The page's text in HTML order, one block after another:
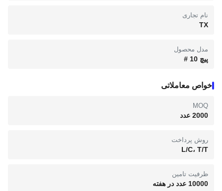
نام تجاری
TX
مدل محصول
پیچ 10 #
خواص معاملاتی
MOQ
2000 عدد
روش پرداخت
L/C، T/T
ظرفیت تامین
10000 عدد در هفته